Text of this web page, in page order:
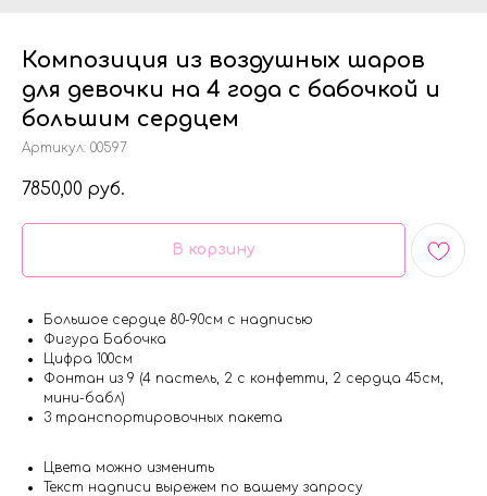
Композиция из воздушных шаров
для девочки на 4 года с бабочкой и
большим сердцем
Артикул: 00597
7850,00 руб.
В корзину
Большое сердце 80-90см с надписью
Фигура Бабочка
Цифра 100см
Фонтан из 9 (4 пастель, 2 с конфетти, 2 сердца 45см,
мини-бабл)
3 транспортировочных пакета
Цвета можно изменить
Текст надписи вырежем по вашему запросу